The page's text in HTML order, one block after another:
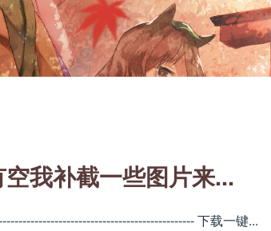
我补截一些图片来...
下载一键...